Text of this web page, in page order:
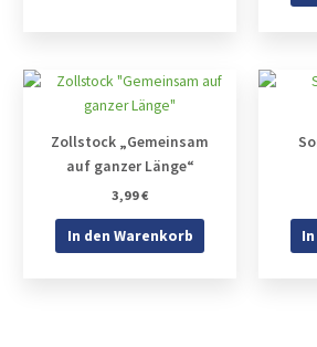
Zollstock „Gemeinsam
auf ganzer Länge“
3,99€
In den Warenkorb